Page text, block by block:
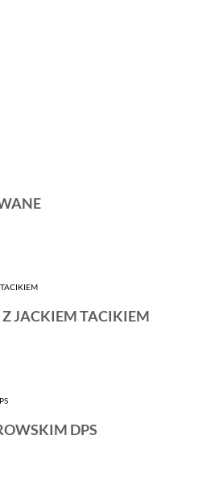
JACKIEM TACIKIEM
DPS